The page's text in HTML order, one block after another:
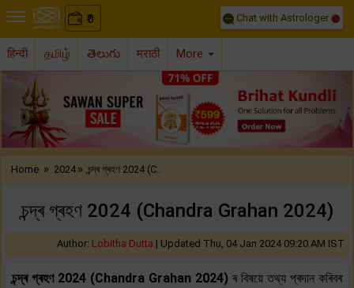
₹
0 Chat with Astrologer
हिन्दी தமிழ் తెలుగు मराठी More
Previous
Home » 2024 » চন্দ্ৰ গ্ৰহণ 2024 (C..
চন্দ্ৰ গ্ৰহণ 2024 (Chandra Grahan 2024)
Author: Lobitha Dutta | Updated Thu, 04 Jan 2024 09:20 AM IST
চন্দ্ৰ গ্ৰহণ 2024 (Chandra Grahan 2024)ৰ বিষয়ে তথ্য প্ৰদান কৰিবৰ